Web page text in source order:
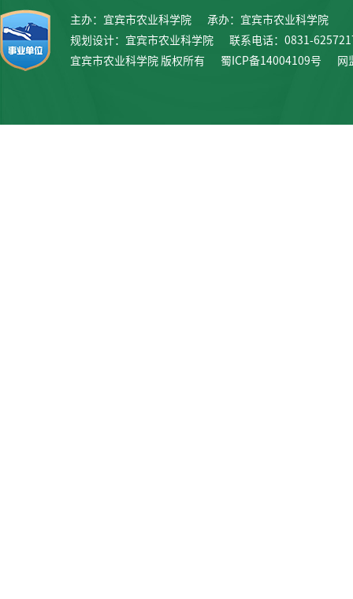
主办：宜宾市农业科学院
承办：宜宾市农业科学院
规划设计：宜宾市农业科学院
联系电话：0831-
宜宾市农业科学院 版权所有
蜀ICP备14004109号 网